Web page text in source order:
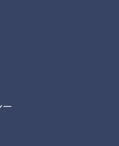
ー